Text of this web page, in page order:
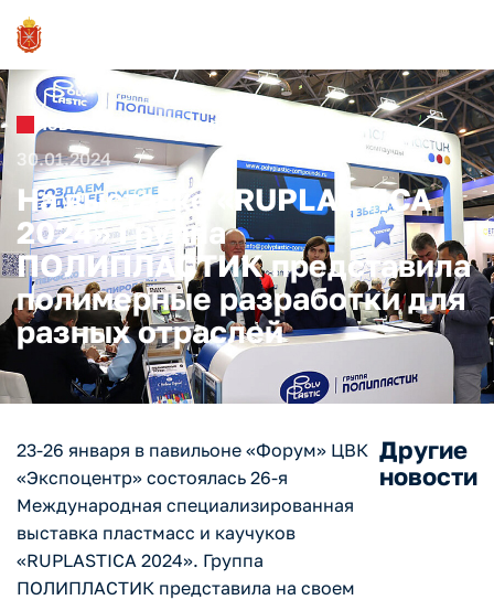
Новости и Мероприятия
30.01.2024
На выставке «RUPLASTICA
2024» Группа
ПОЛИПЛАСТИК представила
полимерные разработки для
разных отраслей
23-26 января в павильоне «Форум» ЦВК
«Экспоцентр» состоялась 26-я
Международная специализированная
выставка пластмасс и каучуков
«RUPLASTICA 2024». Группа
ПОЛИПЛАСТИК представила на своем
Другие
новости